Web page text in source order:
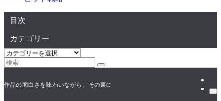
目次
カテゴリー
カ
テ
リ
作品の面白さを味わいながら、その裏にある**「人が動く仕組み（＝戦略）」